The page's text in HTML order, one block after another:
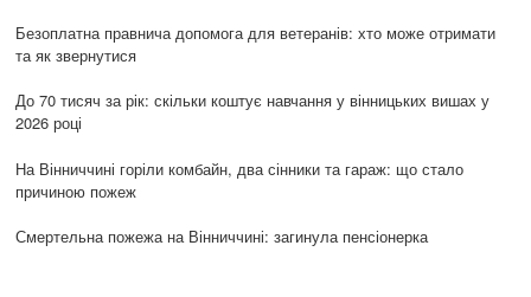
Безоплатна правнича допомога для ветеранів: хто може отримати
та як звернутися
До 70 тисяч за рік: скільки коштує навчання у вінницьких вишах у
2026 році
На Вінниччині горіли комбайн, два сінники та гараж: що стало
причиною пожеж
Смертельна пожежа на Вінниччині: загинула пенсіонерка